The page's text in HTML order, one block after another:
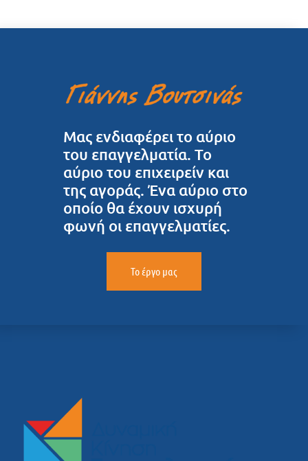
Μας ενδιαφέρει το αύριο
του επαγγελματία. Το
αύριο του επιχειρείν και
της αγοράς. Ένα αύριο στο
οποίο θα έχουν ισχυρή
φωνή οι επαγγελματίες.
Το έργο μας